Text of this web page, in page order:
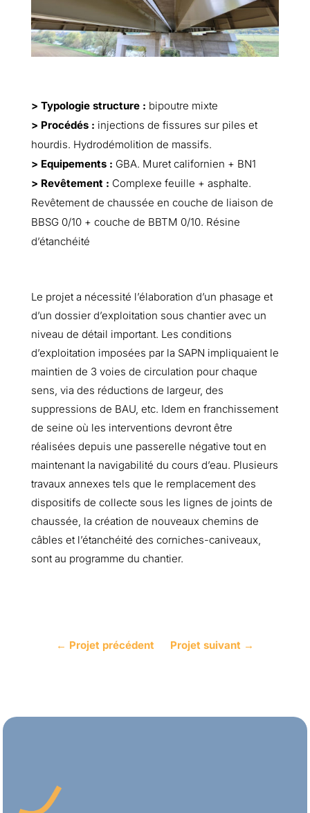
> Typologie structure : bipoutre mixte
> Procédés : injections de fissures sur piles et
hourdis. Hydrodémolition de massifs.
> Equipements : GBA. Muret californien + BN1
> Revêtement : Complexe feuille + asphalte.
Revêtement de chaussée en couche de liaison de
BBSG 0/10 + couche de BBTM 0/10. Résine
d’étanchéité
Le projet a nécessité l’élaboration d’un phasage et
d’un dossier d’exploitation sous chantier avec un
niveau de détail important. Les conditions
d’exploitation imposées par la SAPN impliquaient le
maintien de 3 voies de circulation pour chaque
sens, via des réductions de largeur, des
suppressions de BAU, etc. Idem en franchissement
de seine où les interventions devront être
réalisées depuis une passerelle négative tout en
maintenant la navigabilité du cours d’eau. Plusieurs
travaux annexes tels que le remplacement des
dispositifs de collecte sous les lignes de joints de
chaussée, la création de nouveaux chemins de
câbles et l’étanchéité des corniches-caniveaux,
sont au programme du chantier.
← Projet précédent Projet suivant →